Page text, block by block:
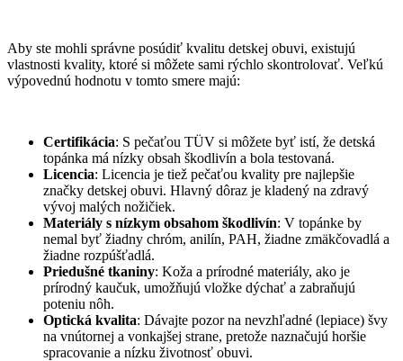
Aby ste mohli správne posúdiť kvalitu detskej obuvi, existujú
vlastnosti kvality, ktoré si môžete sami rýchlo skontrolovať. Veľkú
výpovednú hodnotu v tomto smere majú:
Certifikácia: S pečaťou TÜV si môžete byť istí, že detská
topánka má nízky obsah škodlivín a bola testovaná.
Licencia: Licencia je tiež pečaťou kvality pre najlepšie
značky detskej obuvi. Hlavný dôraz je kladený na zdravý
vývoj malých nožičiek.
Materiály s nízkym obsahom škodlivín: V topánke by
nemal byť žiadny chróm, anilín, PAH, žiadne zmäkčovadlá a
žiadne rozpúšťadlá.
Priedušné tkaniny: Koža a prírodné materiály, ako je
prírodný kaučuk, umožňujú vložke dýchať a zabraňujú
poteniu nôh.
Optická kvalita: Dávajte pozor na nevzhľadné (lepiace) švy
na vnútornej a vonkajšej strane, pretože naznačujú horšie
spracovanie a nízku životnosť obuvi.